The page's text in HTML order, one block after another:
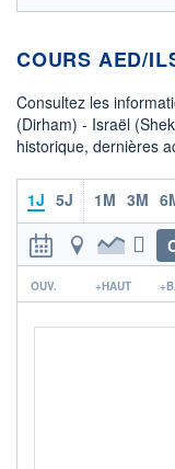
Politique
OUVERTURE
0,8167
0,8176
COTATION
COURS AED/
Consultez les
(Dirham) - Israël
historique, dernières
1J 5J 1M 3M
r
OUV. +HAUT